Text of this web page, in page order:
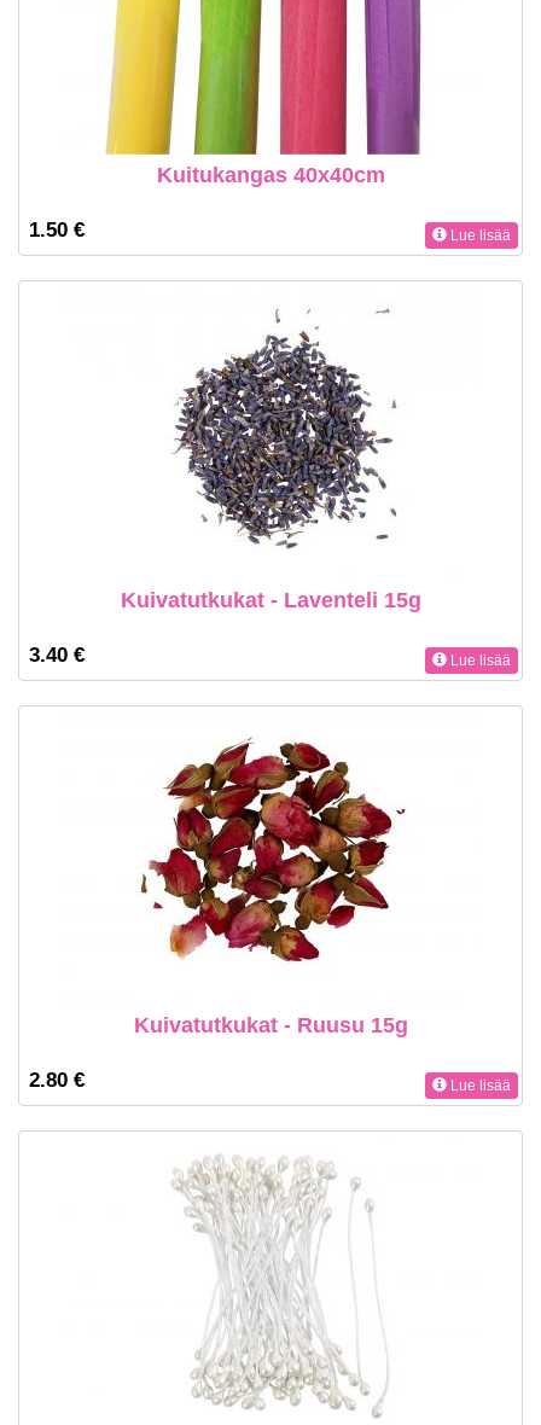
Kuitukangas 40x40cm
1.50 € Lue lisää
Kuivatutkukat - Laventeli 15g
3.40 € Lue lisää
Kuivatutkukat - Ruusu 15g
2.80 € Lue lisää